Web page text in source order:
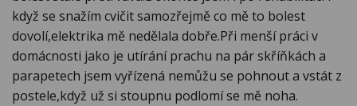
když se snažím cvičit samozřejmě co mě to bolest
dovolí,elektrika mě nedělala dobře.Při menší práci v
domácnosti jako je utírání prachu na pár skříňkách a
parapetech jsem vyřízená nemůžu se pohnout a vstát z
postele,když už si stoupnu podlomí se mě noha.